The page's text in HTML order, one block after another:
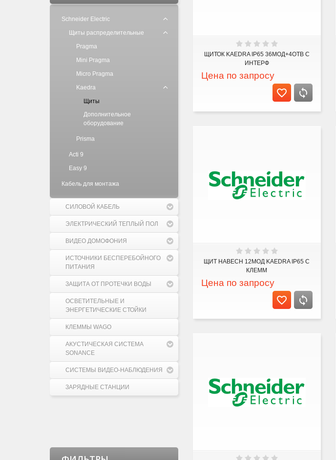
Schneider Electric
Щиты распределительные
Pragma
Mini Pragma
Micro Pragma
Kaedra
Щиты
Дополнительное
оборудование
Prisma
Acti 9
Easy 9
Кабель для монтажа
СИЛОВОЙ КАБЕЛЬ
ЭЛЕКТРИЧЕСКИЙ ТЕПЛЫЙ ПОЛ
ВИДЕО ДОМОФОНИЯ
ИСТОЧНИКИ БЕСПЕРЕБОЙНОГО
ПИТАНИЯ
ЗАЩИТА ОТ ПРОТЕЧКИ ВОДЫ
ОСВЕТИТЕЛЬНЫЕ И
ЭНЕРГЕТИЧЕСКИЕ СТОЙКИ
КЛЕММЫ WAGO
АКУСТИЧЕСКАЯ СИСТЕМА
SONANCE
СИСТЕМЫ ВИДЕО-НАБЛЮДЕНИЯ
ЗАРЯДНЫЕ СТАНЦИИ
ЩИТОК KAEDRA IP65 36МОД+4ОТВ С
ИНТЕРФ
Цена по запросу
ЩИТ НАВЕСН 12МОД KAEDRA IP65 С
КЛЕММ
Цена по запросу